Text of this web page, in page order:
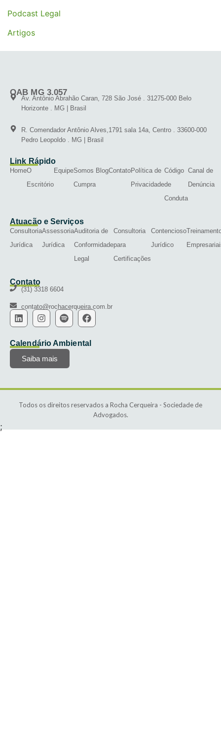
Podcast Legal
Artigos
OAB MG 3.057
Av. Antônio Abrahão Caran, 728 São José . 31275-000 Belo
Horizonte . MG | Brasil
R. Comendador Antônio Alves,1791 sala 14a, Centro . 33600-000
Pedro Leopoldo . MG | Brasil
Link Rápido
HomeO
Escritório
EquipeSomos
Cumpra
BlogContatoPolítica de
Privacidade
Código
de
Conduta
Canal de
Denúncia
Atuação e Serviços
Consultoria
Jurídica
Assessoria
Jurídica
Auditoria de
Conformidade
Legal
Consultoria
para
Certificações
Contencioso
Jurídico
Contato
(31) 3318 6604
contato@rochacerqueira.com.br
Calendário Ambiental
Saiba mais
Todos os direitos reservados a Rocha Cerqueira - Sociedade de
Advogados.
;